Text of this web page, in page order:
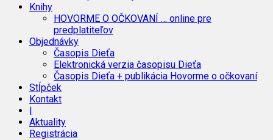
Knihy
HOVORME O OČKOVANÍ … online pre
predplatiteľov
Objednávky
Časopis Dieťa
Elektronická verzia časopisu Dieťa
Časopis Dieťa + publikácia Hovorme o očkovaní
Stĺpček
Kontakt
|
Aktuality
Registrácia